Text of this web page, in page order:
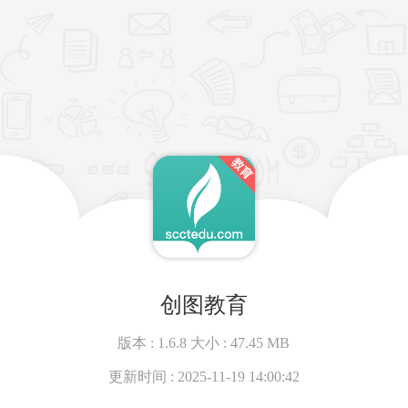
创图教育
版本 : 1.6.8 大小 :47.45 MB
更新时间 : 2025-11-19 14:00:42